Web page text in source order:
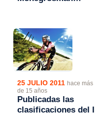
25 JULIO 2011 hace más
de 15 años
Publicadas las
clasificaciones del I